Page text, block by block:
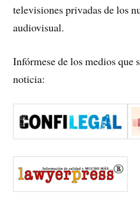
televisiones privadas de los
audiovisual.
Infórmese de los medios que
noticia: